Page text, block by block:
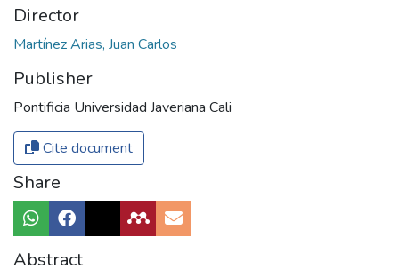
Director
Martínez Arias, Juan Carlos
Publisher
Pontificia Universidad Javeriana Cali
Cite document
Share
Abstract